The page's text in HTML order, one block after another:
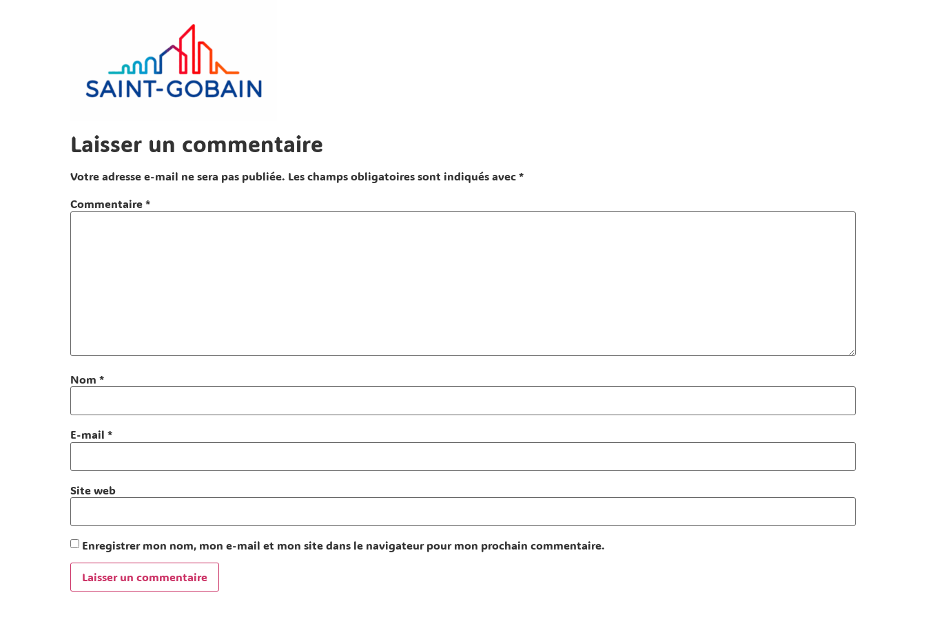
Laisser un commentaire
Votre adresse e-mail ne sera pas publiée. Les champs obligatoires sont indiqués avec*
Commentaire*
Nom *
E-mail *
Site web
Enregistrer mon nom, mon e-mail et mon site dans le navigateur pour mon prochain commentaire.